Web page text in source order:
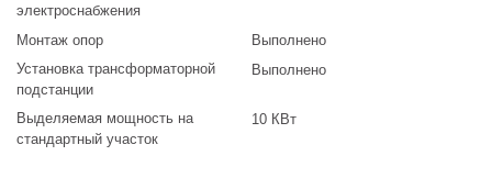
электроснабжения
Монтаж опор
Выполнено
Установка трансформаторной
подстанции
Выполнено
Выделяемая мощность на
стандартный участок
10 КВт